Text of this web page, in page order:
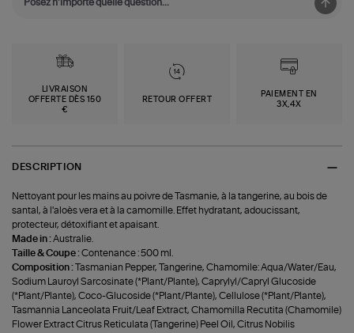
LIVRAISON
OFFERTE DÈS 150
€
RETOUR OFFERT
PAIEMENT EN
3X,4X
DESCRIPTION
Nettoyant pour les mains au poivre de Tasmanie, à la tangerine, au bois de
santal, à l'aloès vera et à la camomille. Effet hydratant, adoucissant,
protecteur, détoxifiant et apaisant.
Made in :Australie.
Taille & Coupe :Contenance : 500 ml.
Composition :Tasmanian Pepper, Tangerine, Chamomile: Aqua/Water/Eau,
Sodium Lauroyl Sarcosinate (*Plant/Plante), Caprylyl/Capryl Glucoside
(*Plant/Plante), Coco-Glucoside (*Plant/Plante), Cellulose (*Plant/Plante),
Tasmannia Lanceolata Fruit/Leaf Extract, Chamomilla Recutita (Chamomile)
Flower Extract Citrus Reticulata (Tangerine) Peel Oil, Citrus Nobilis